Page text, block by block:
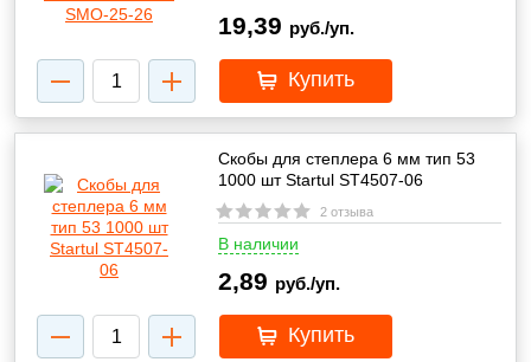
19,39 руб./уп.
Купить
Скобы для степлера 6 мм тип 53
1000 шт Startul ST4507-06
2 отзыва
В наличии
2,89 руб./уп.
Купить